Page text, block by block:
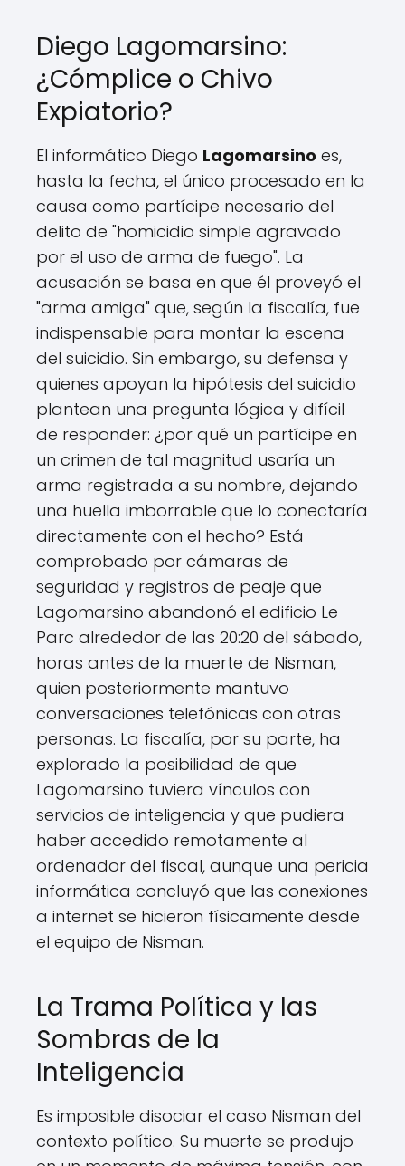
Diego Lagomarsino:
¿Cómplice o Chivo
Expiatorio?
El informático Diego Lagomarsino es,
hasta la fecha, el único procesado en la
causa como partícipe necesario del
delito de "homicidio simple agravado
por el uso de arma de fuego". La
acusación se basa en que él proveyó el
"arma amiga" que, según la fiscalía, fue
indispensable para montar la escena
del suicidio. Sin embargo, su defensa y
quienes apoyan la hipótesis del suicidio
plantean una pregunta lógica y difícil
de responder: ¿por qué un partícipe en
un crimen de tal magnitud usaría un
arma registrada a su nombre, dejando
una huella imborrable que lo conectaría
directamente con el hecho? Está
comprobado por cámaras de
seguridad y registros de peaje que
Lagomarsino abandonó el edificio Le
Parc alrededor de las 20:20 del sábado,
horas antes de la muerte de Nisman,
quien posteriormente mantuvo
conversaciones telefónicas con otras
personas. La fiscalía, por su parte, ha
explorado la posibilidad de que
Lagomarsino tuviera vínculos con
servicios de inteligencia y que pudiera
haber accedido remotamente al
ordenador del fiscal, aunque una pericia
informática concluyó que las conexiones
a internet se hicieron físicamente desde
el equipo de Nisman.
La Trama Política y las
Sombras de la
Inteligencia
Es imposible disociar el caso Nisman del
contexto político. Su muerte se produjo